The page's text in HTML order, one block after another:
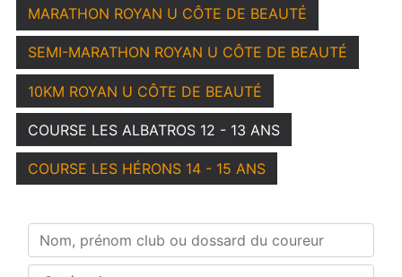
MARATHON ROYAN U CÔTE DE BEAUTÉ
SEMI-MARATHON ROYAN U CÔTE DE BEAUTÉ
10KM ROYAN U CÔTE DE BEAUTÉ
COURSE LES ALBATROS 12 - 13 ANS
COURSE LES HÉRONS 14 - 15 ANS
Nom, prénom club ou dossard du coureur